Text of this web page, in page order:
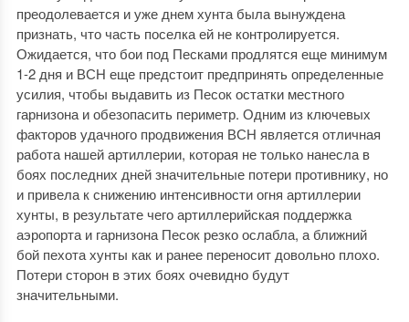
преодолевается и уже днем хунта была вынуждена
признать, что часть поселка ей не контролируется.
Ожидается, что бои под Песками продлятся еще минимум
1-2 дня и ВСН еще предстоит предпринять определенные
усилия, чтобы выдавить из Песок остатки местного
гарнизона и обезопасить периметр. Одним из ключевых
факторов удачного продвижения ВСН является отличная
работа нашей артиллерии, которая не только нанесла в
боях последних дней значительные потери противнику, но
и привела к снижению интенсивности огня артиллерии
хунты, в результате чего артиллерийская поддержка
аэропорта и гарнизона Песок резко ослабла, а ближний
бой пехота хунты как и ранее переносит довольно плохо.
Потери сторон в этих боях очевидно будут
значительными.